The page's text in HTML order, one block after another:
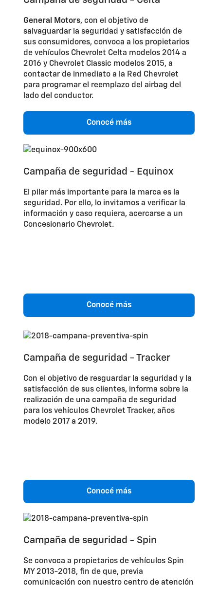
General Motors, con el objetivo de
salvaguardar la seguridad y satisfacción de
sus consumidores, convoca a los propietarios
de vehículos Chevrolet Celta modelos 2014 a
2016 y Chevrolet Classic modelos 2015, a
contactar de inmediato a la Red Chevrolet
para programar el reemplazo del airbag del
lado del conductor.
Conocé más
Campaña de seguridad - Equinox
El pilar más importante para la marca es la
seguridad. Por ello, lo invitamos a verificar la
información y caso requiera, acercarse a un
Concesionario Chevrolet.
Conocé más
Campaña de seguridad - Tracker
Con el objetivo de resguardar la seguridad y la
satisfacción de sus clientes, informa sobre la
realización de una campaña de seguridad
para los vehículos Chevrolet Tracker, años
modelo 2017 a 2019.
Conocé más
Campaña de seguridad - Spin
Se convoca a propietarios de vehículos Spin
MY 2013-2018, fin de que, previa
comunicación con nuestro centro de atención